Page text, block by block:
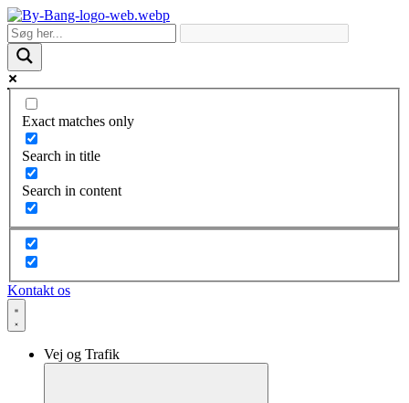
Skip
to
content
Exact matches only
Search in title
Search in content
Kontakt os
Vej og Trafik